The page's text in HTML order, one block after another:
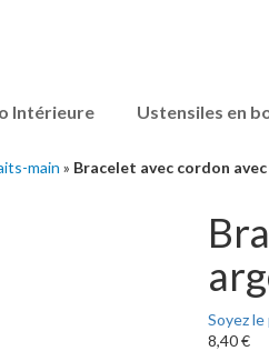
Intérieure Ustensiles en
main » Bracelet avec cordon
Soyez le
8,40€